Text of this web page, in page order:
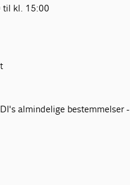
til kl. 15:00
almindelige bestemmelser -